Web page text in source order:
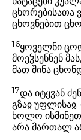
ცხორებისათა
ცხოვნებით
16ყოველნი
მოეჴსენნენ
მათ შინა
17და იტყჳან
გზაჲ
ხოლო
არა მართალ